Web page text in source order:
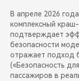
В апреле 2026
комплексный
подтверждает
безопасности
отражает подход
(«Безопасность
пассажиров в